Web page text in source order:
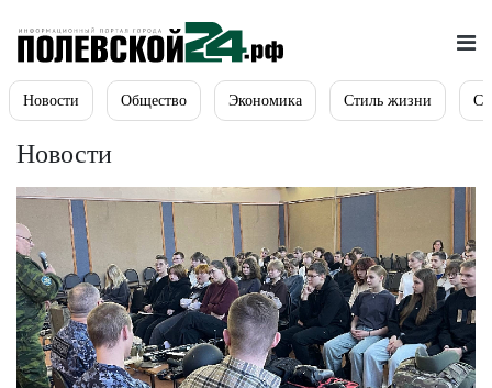
Новости Общество Экономика Стиль жизни
Новости